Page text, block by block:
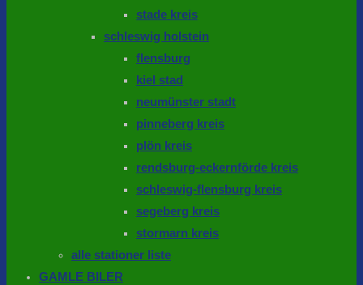
stade kreis
schleswig holstein
flensburg
kiel stad
neumünster stadt
pinneberg kreis
plön kreis
rendsburg-eckernförde kreis
schleswig-flensburg kreis
segeberg kreis
stormarn kreis
alle stationer liste
GAMLE BILER